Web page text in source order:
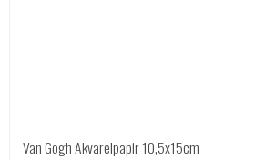
Van Gogh Akvarelpapir 10,5x15cm